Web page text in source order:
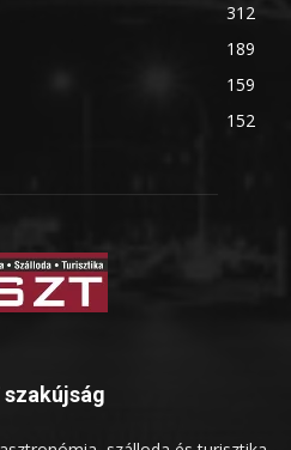
312
189
159
152
szakújság